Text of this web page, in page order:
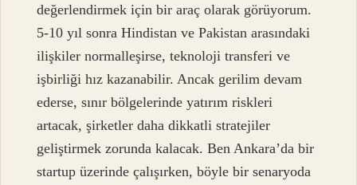
değerlendirmek için bir araç olarak görüyorum.
5-10 yıl sonra Hindistan ve Pakistan arasındaki
ilişkiler normalleşirse, teknoloji transferi ve
işbirliği hız kazanabilir. Ancak gerilim devam
ederse, sınır bölgelerinde yatırım riskleri
artacak, şirketler daha dikkatli stratejiler
geliştirmek zorunda kalacak. Ben Ankara’da bir
startup üzerinde çalışırken, böyle bir senaryoda